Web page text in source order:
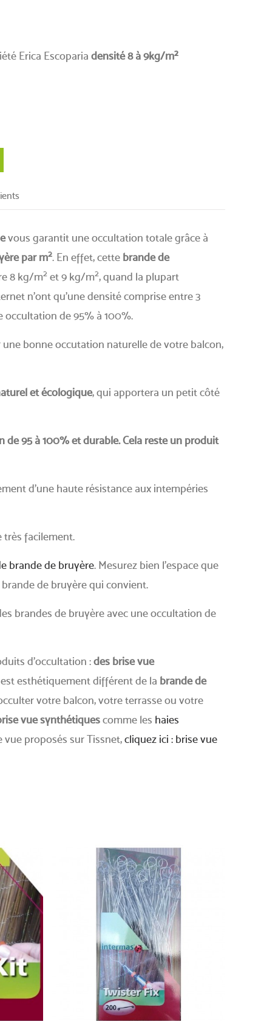
Erica Escoparia densité 8 à 9kg/m²
vous garantit une occultation totale grâce à
par m2. En effet, cette brande de
8 kg/m2 et 9 kg/m2, quand la plupart
n'ont qu'une densité comprise entre 3
occultation de 95% à 100%.
bonne occutation naturelle de votre balcon,
et écologique, qui apportera un petit côté
de 95 à 100% et durable. Cela reste un produit
d'une haute résistance aux intempéries
très facilement.
brande de bruyère. Mesurez bien l'espace que
de bruyère qui convient.
brandes de bruyère avec une occultation de
d'occultation :des brise vue
esthétiquement différent de la brande de
votre balcon, votre terrasse ou votre
vue synthétiquescomme les haies
proposés sur Tissnet,cliquez ici : brise vue